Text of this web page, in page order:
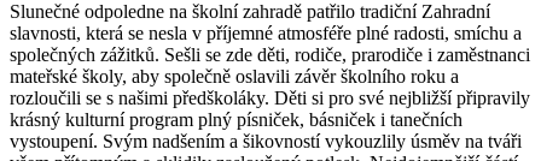
Slunečné odpoledne na školní zahradě patřilo tradiční Zahradní
slavnosti, která se nesla v příjemné atmosféře plné radosti, smíchu a
společných zážitků. Sešli se zde děti, rodiče, prarodiče i zaměstnanci
mateřské školy, aby společně oslavili závěr školního roku a
rozloučili se s našimi předškoláky. Děti si pro své nejbližší připravily
krásný kulturní program plný písniček, básniček i tanečních
vystoupení. Svým nadšením a šikovností vykouzlily úsměv na tváři